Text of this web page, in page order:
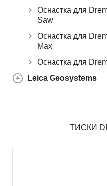
Оснастка для
Saw
Оснастка для
Max
Оснастка для
Leica Geosystems
ТИСКИ